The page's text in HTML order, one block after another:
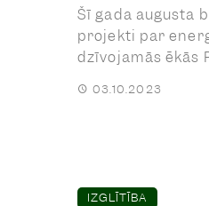
Šī gada augusta
projekti par
dzīvojamās ēkās
03.10.2023
IZGLĪTĪBA